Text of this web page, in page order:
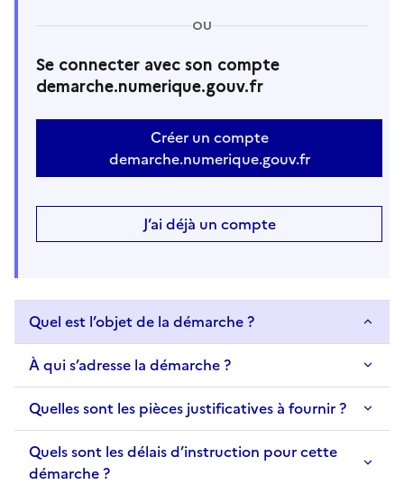
OU
Se connecter avec son compte
demarche.numerique.gouv.fr
Créer un compte
demarche.numerique.gouv.fr
J’ai déjà un compte
Quel est l’objet de la démarche ?
À qui s’adresse la démarche ?
Quelles sont les pièces justificatives à fournir ?
Quels sont les délais d’instruction pour cette
démarche ?